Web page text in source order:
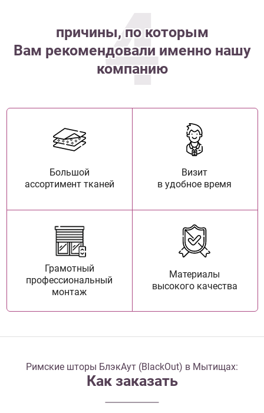
4
причины, по которым
Вам рекомендовали именно нашу
компанию
Большой
ассортимент тканей
Визит
в удобное время
Грамотный
профессиональный
монтаж
Материалы
высокого качества
Римские шторы БлэкАут (BlackOut) в Мытищах:
Как заказать